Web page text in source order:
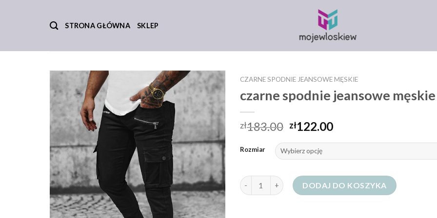
STRONA GŁÓWNA SKLEP
CZARNE SPODNIE JEANSOWE MĘSKIE
czarne spodnie jeansowe męskie
zł183.00 zł122.00
Rozmiar
ilość czarne spodnie jeansowe męskie
DODAJ DO KOSZYKA